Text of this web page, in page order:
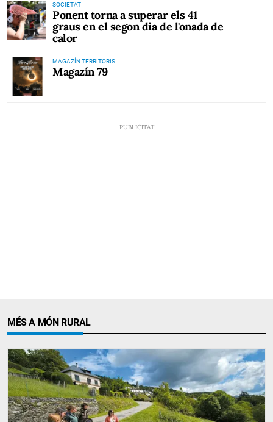
SOCIETAT
Ponent torna a superar els 41
graus en el segon dia de l'onada de
calor
MAGAZÍN TERRITORIS
Magazín 79
MÉS A MÓN RURAL